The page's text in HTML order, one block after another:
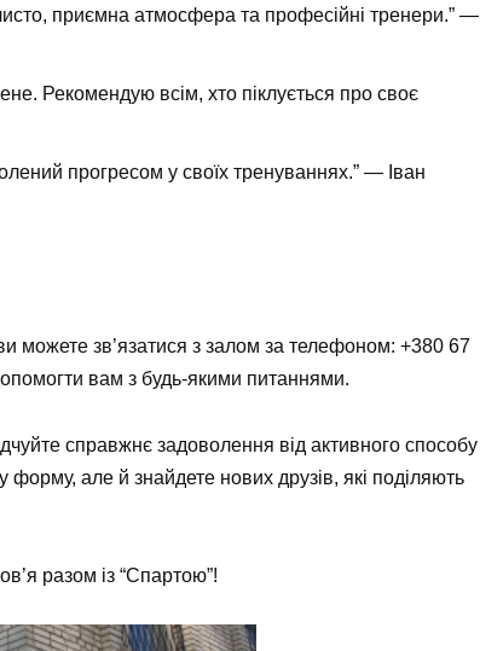
приємна атмосфера та професійні тренери.” —
Рекомендую всім, хто піклується про своє
прогресом у своїх тренуваннях.” — Іван
можете зв’язатися з залом за телефоном: +380 67
вам з будь-якими питаннями.
справжнє задоволення від активного способу
але й знайдете нових друзів, які поділяють
разом із “Спартою”!